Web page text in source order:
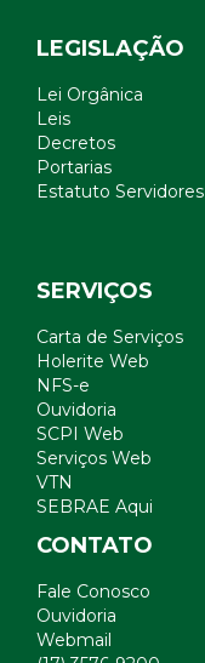
LEGISLAÇÃO
Lei Orgânica
Leis
Decretos
Portarias
Estatuto Servidores
SERVIÇOS
Carta de Serviços
Holerite Web
NFS-e
Ouvidoria
SCPI Web
Serviços Web
VTN
SEBRAE Aqui
CONTATO
Fale Conosco
Ouvidoria
Webmail